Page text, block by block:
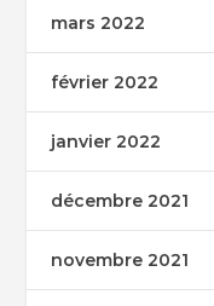
mars 2022
février 2022
janvier 2022
décembre 2021
novembre 2021